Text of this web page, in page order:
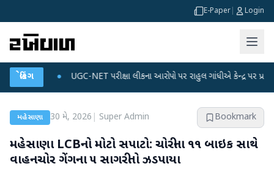
E-Paper Login
બ્રેકિંગ
● UGC-NET પરીક્ષા લીકના આરોપો પર રાહુલ ગાંધીએ કેન્દ્ર પર પ્રહાર કર્યા
મહેસાણા 30 મે, 2026 Super Admin Bookmark
મહેસાણા LCBનો મોટો સપાટો: ચોરીના ૧૧ બાઇક સાથે
વાહનચોર ગેંગના ૫ સાગરીતો ઝડપાયા